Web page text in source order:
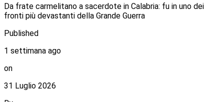
Da frate carmelitano a sacerdote in Calabria: fu in uno dei
fronti più devastanti della Grande Guerra
Published
1 settimana ago
on
31 Luglio 2026